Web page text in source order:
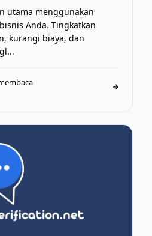
utama menggunakan
Anda. Tingkatkan
kurangi biaya, dan
→